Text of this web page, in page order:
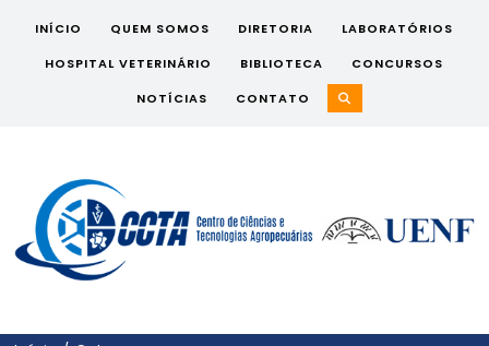
INÍCIO QUEM SOMOS DIRETORIA
LABORATÓRIOS
HOSPITAL VETERINÁRIO
BIBLIOTECA
CONCURSOS
NOTÍCIAS
CONTATO